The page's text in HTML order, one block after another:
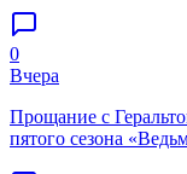
0
Вчера
Прощание с
пятого сезона